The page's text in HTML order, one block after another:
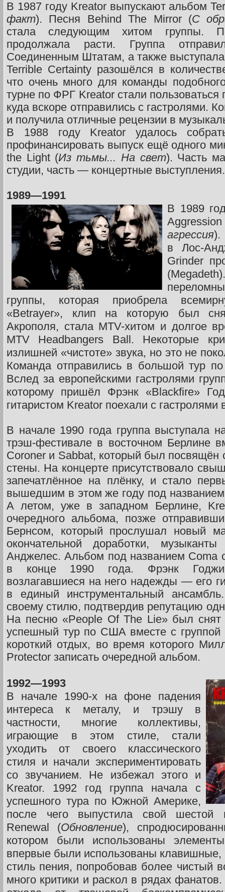
В 1987 году Kreator выпускают альбом
факт). Песня Behind The Mirror (С
стала следующим хитом группы.
продолжала расти. Группа
Соединенным Штатам, а также
Terrible Certainty разошёлся в
что очень много для команды
турне по ФРГ Kreator стали
куда вскоре отправились с гастролями.
и получила отличные рецензии в
В 1988 году Kreator удалось
профинансировать выпуск ещё одного
the Light (Из тьмы... На свет). Часть
студии, часть — концертные выступления.
1989—1991
В 1989
агрессия).
в Лос-
Grinder
группы, которая приобрела
«Betrayer», клип на которую был
Акрополя, стала MTV-хитом и долгое
MTV Headbangers Ball. Некоторые
излишней «чистоте» звука, но это не
Команда отправились в большой тур
Вслед за европейскими гастролями
которому пришёл Фрэнк «Blackfire»
гитаристом Kreator поехали с
В начале 1990 года группа выступала
трэш-фестивале в восточном Берлине
Coroner и Sabbat, который был посвящён
стены. На концерте присутствовало
запечатлённое на плёнку, и стало
вышедшим в этом же году под
А летом, уже в западном Берлине,
очередного альбома, позже
Бернсом, который прослушал новый
окончательной доработки,
Анджелес. Альбом под названием Coma
в конце 1990 года. Фрэнк
возлагавшиеся на него надежды — его
в единый инструментальный
своему стилю, подтвердив репутацию
На песню «People Of The Lie» был снят
успешный тур по США вместе с группой
короткий отдых, во время которого
Protector записать очередной альбом.
1992—1993
В начале 1990-х на фоне падения
интереса к металу, и трэшу в
частности, многие коллективы,
играющие в этом стиле, стали
уходить от своего классического
стиля и начали экспериментировать
со звучанием. Не избежал этого и
Kreator. 1992 год группа начала с
успешного тура по Южной Америке,
после чего выпустила свой шестой
Renewal (Обновление),
котором были использованы
впервые были использованы
стиль пения, попробовав более чистый
много критики и раскол в рядах